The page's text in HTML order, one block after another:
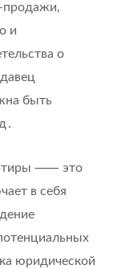
продажи,
и
о
быть
⸺ это
в себя
юридической